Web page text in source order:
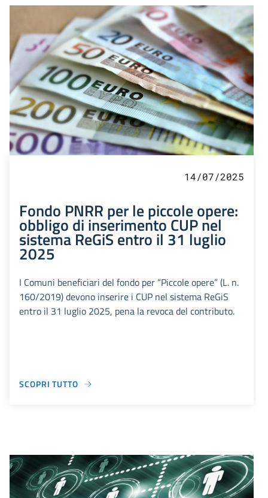
14/07/2025
Fondo PNRR per le piccole opere:
obbligo di inserimento CUP nel
sistema ReGiS entro il 31 luglio
2025
I Comuni beneficiari del fondo per “Piccole opere” (L. n.
160/2019) devono inserire i CUP nel sistema ReGiS
entro il 31 luglio 2025, pena la revoca del contributo.
SCOPRI TUTTO